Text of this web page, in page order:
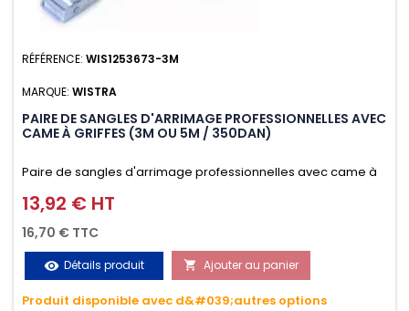
RÉFÉRENCE: WIS1253673-3M
MARQUE: WISTRA
PAIRE DE SANGLES D'ARRIMAGE PROFESSIONNELLES AVEC
CAME À GRIFFES (3M OU 5M / 350DAN)
Paire de sangles d'arrimage professionnelles avec came à
griffes (3M ou 5M / 350daN), simple et rapide d'utilisation.
Permet d'arrimer et de sécuriser vos chargements pendant
le transport. Matière polyester très résistante aux UV et aux
variations de températures, n'absorbe pas l'eau.
Prix
13,92 € HT
16,70 € TTC
visibility Détails produit  Ajouter au panier
Produit disponible avec d&#039;autres options